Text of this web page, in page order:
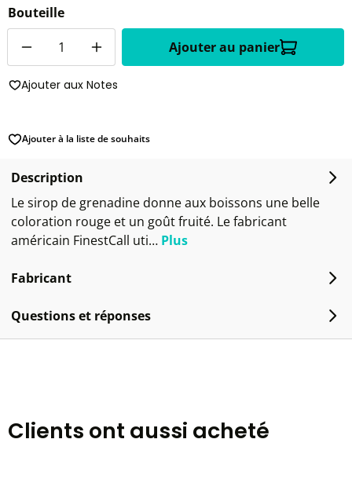
Bouteille
Ajouter au panier
Ajouter aux Notes
Ajouter à la liste de souhaits
Description
Le sirop de grenadine donne aux boissons une belle
coloration rouge et un goût fruité. Le fabricant
américain FinestCall uti… Plus
Fabricant
Questions et réponses
Clients ont aussi acheté